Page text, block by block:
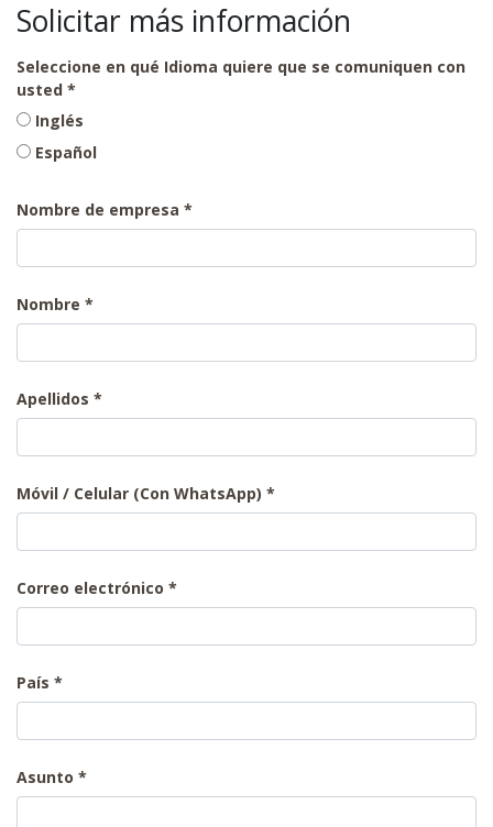
Solicitar más información
Seleccione en qué Idioma quiere que se comuniquen con
usted
Inglés
Español
Nombre de empresa
Nombre
Apellidos
Móvil / Celular (Con WhatsApp)
Correo electrónico
País
Asunto